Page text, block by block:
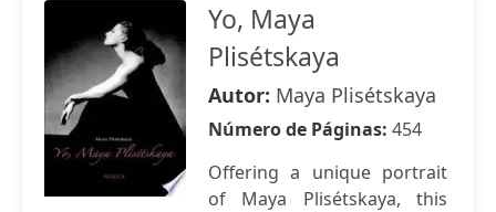
Yo, Maya
Plisétskaya
Autor: Maya Plisétskaya
Número de Páginas: 454
Offering a unique portrait
of Maya Plisétskaya, this